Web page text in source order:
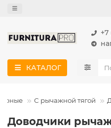
+7
КАТАЛОГ
С рычажной тягой
Доводчики